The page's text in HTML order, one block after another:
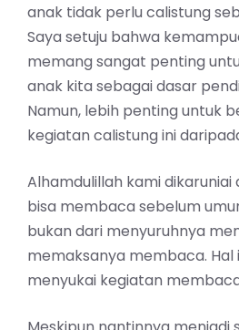
anak tidak perlu calistung
Saya setuju bahwa
memang sangat penting
anak kita sebagai dasar
Namun, lebih penting untuk
kegiatan calistung ini
Alhamdulillah kami
bisa membaca sebelum
bukan dari menyuruhnya
memaksanya membaca. Hal
menyukai kegiatan